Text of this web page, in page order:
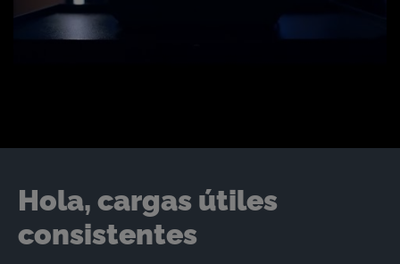
Hola, cargas útiles
consistentes